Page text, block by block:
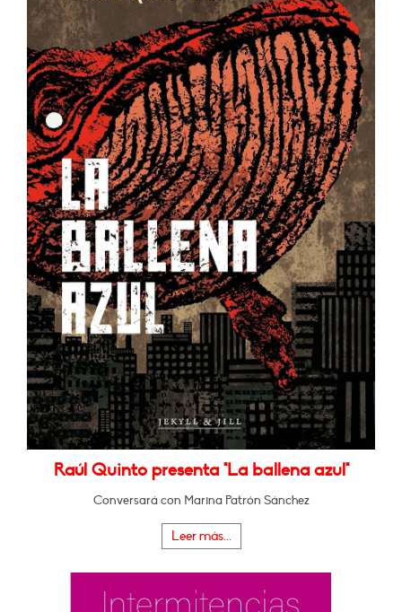
Raúl Quinto presenta "La ballena azul"
Conversará con Marina Patrón Sánchez
Leer más...